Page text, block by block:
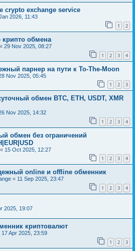
crypto exchange service
2026, 11:43
1 2
крипто обмена
« 29 Nov 2025, 08:27
1 2 3 4
парнер на пути к To-The-Moon
Nov 2025, 05:45
1 2 3
обмен BTC, ETH, USDT, XMR
Nov 2025, 14:32
1 2 3 4
обмен без ограничений
« 15 Oct 2025, 12:27
1 2 3 4
online и offline обменник
« 11 Sep 2025, 23:47
1 2 3 4
2025, 19:07
криптовалют
17 Apr 2025, 23:59
1 2 3